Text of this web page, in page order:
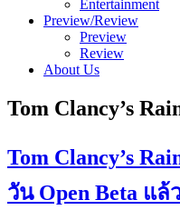
Entertainment
Preview/Review
Preview
Review
About Us
Tom Clancy’s
Tom Clancy’s
วัน Open Beta แ